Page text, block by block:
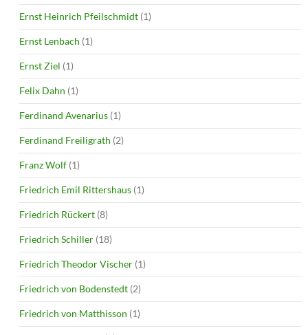
Ernst Heinrich Pfeilschmidt (1)
Ernst Lenbach (1)
Ernst Ziel (1)
Felix Dahn (1)
Ferdinand Avenarius (1)
Ferdinand Freiligrath (2)
Franz Wolf (1)
Friedrich Emil Rittershaus (1)
Friedrich Rückert (8)
Friedrich Schiller (18)
Friedrich Theodor Vischer (1)
Friedrich von Bodenstedt (2)
Friedrich von Matthisson (1)